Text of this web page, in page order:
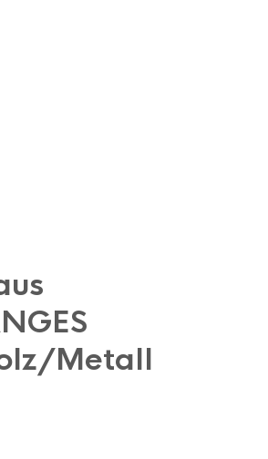
Metall